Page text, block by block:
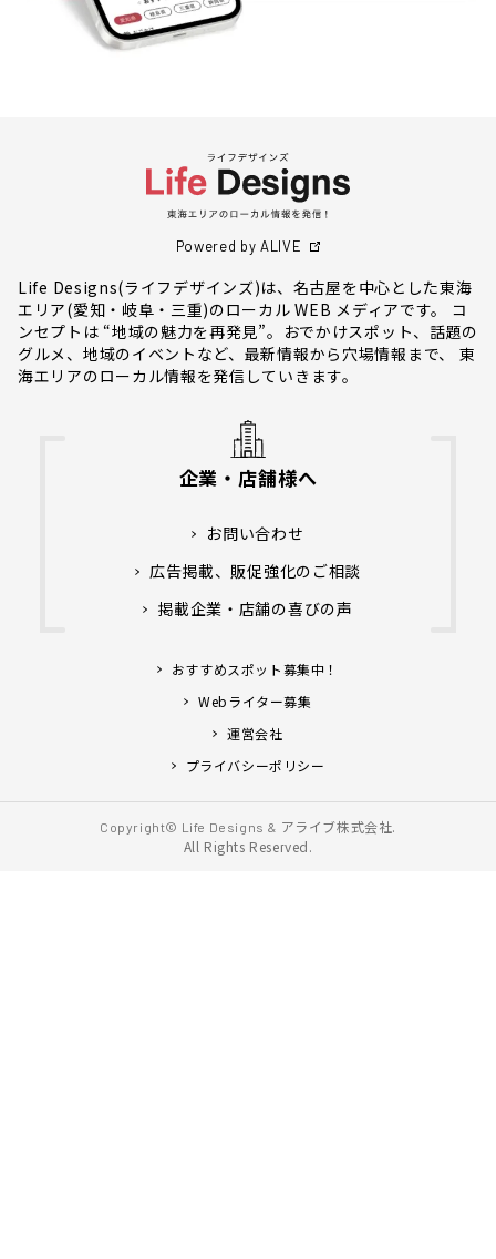
Powered by ALIVE
Life Designs(ライフデザインズ)は、名古屋を中心とした東海
エリア(愛知・岐阜・三重)のローカル WEB メディアです。 コ
ンセプトは “地域の魅力を再発見”。おでかけスポット、話題の
グルメ、地域のイベントなど、最新情報から穴場情報まで、 東
海エリアのローカル情報を発信していきます。
企業・店舗様へ
お問い合わせ
広告掲載、販促強化のご相談
掲載企業・店舗の喜びの声
おすすめスポット募集中！
Webライター募集
運営会社
プライバシーポリシー
Copyright© Life Designs & アライブ株式会社.
All Rights Reserved.